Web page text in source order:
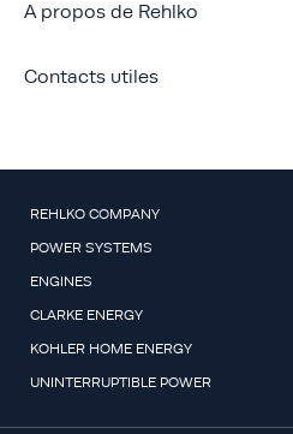
A propos de Rehlko
Contacts utiles
REHLKO COMPANY
POWER SYSTEMS
ENGINES
CLARKE ENERGY
KOHLER HOME ENERGY
UNINTERRUPTIBLE POWER